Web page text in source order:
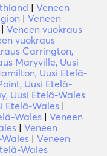
| Veneen
| Veneen
| Veneen vuokraus
vuokraus
Carrington,
Maryville, Uusi
Uusi Etelä-
Uusi Etelä-
Uusi Etelä-Wales
Etelä-Wales |
Wales | Veneen
| Veneen
| Veneen
Wales